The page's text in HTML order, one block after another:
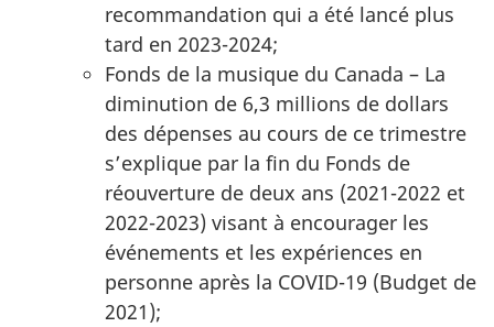
recommandation qui a été lancé plus
tard en 2023-2024;
Fonds de la musique du Canada – La
diminution de 6,3 millions de dollars
des dépenses au cours de ce trimestre
s’explique par la fin du Fonds de
réouverture de deux ans (2021-2022 et
2022-2023) visant à encourager les
événements et les expériences en
personne après la COVID-19 (Budget de
2021);